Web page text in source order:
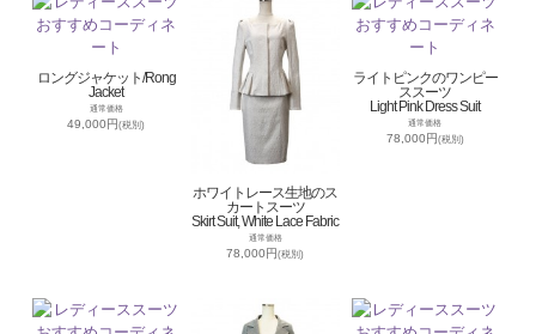
ロングジャケット/Rong
Jacket
通常価格
49,000円(税別)
ホワイトレース生地のス
カートスーツ
Skirt Suit, White Lace Fabric
通常価格
78,000円(税別)
ライトピンクのワンピー
ススーツ
Light Pink Dress Suit
通常価格
78,000円(税別)